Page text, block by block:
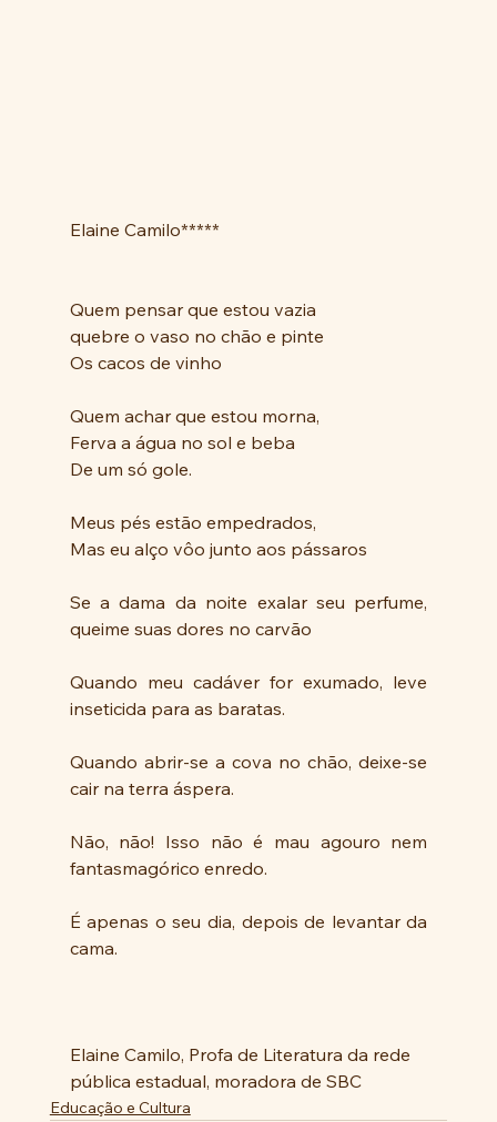
Elaine Camilo*****
Quem pensar que estou vazia
quebre o vaso no chão e pinte
Os cacos de vinho
Quem achar que estou morna,
Ferva a água no sol e beba
De um só gole.
Meus pés estão empedrados,
Mas eu alço vôo junto aos pássaros
Se a dama da noite exalar seu perfume,
queime suas dores no carvão
Quando meu cadáver for exumado, leve
inseticida para as baratas.
Quando abrir-se a cova no chão, deixe-se
cair na terra áspera.
Não, não! Isso não é mau agouro nem
fantasmagórico enredo.
É apenas o seu dia, depois de levantar da
cama.
Elaine Camilo, Profa de Literatura da rede
pública estadual, moradora de SBC
Educação e Cultura